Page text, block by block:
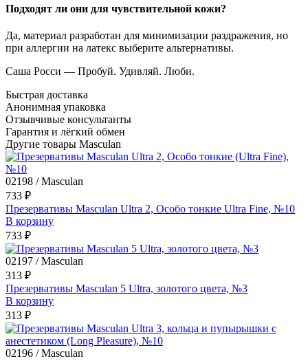
Подходят ли они для чувствительной кожи?
Да, материал разработан для минимизации раздражения, но
при аллергии на латекс выберите альтернативы.
Саша Росси — Пробуй. Удивляй. Люби.
Быстрая доставка
Анонимная упаковка
Отзывчивые консультанты
Гарантия и лёгкий обмен
Другие товары Masculan
02198 / Masculan
733 ₽
Презервативы Masculan Ultra 2, Особо тонкие Ultra Fine, №10
В корзину
733 ₽
02197 / Masculan
313 ₽
Презервативы Masculan 5 Ultra, золотого цвета, №3
В корзину
313 ₽
02196 / Masculan